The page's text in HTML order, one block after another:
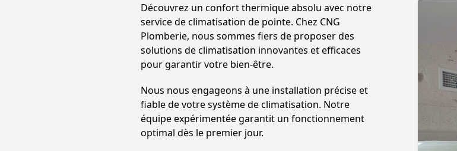
Découvrez un confort thermique absolu avec notre
service de climatisation de pointe. Chez CNG
Plomberie, nous sommes fiers de proposer des
solutions de climatisation innovantes et efficaces
pour garantir votre bien-être.
Nous nous engageons à une installation précise et
fiable de votre système de climatisation. Notre
équipe expérimentée garantit un fonctionnement
optimal dès le premier jour.